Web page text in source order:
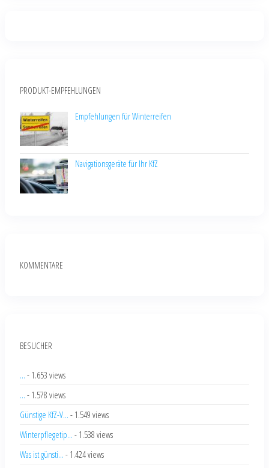
PRODUKT-EMPFEHLUNGEN
Empfehlungen für Winterreifen
Navigationsgeräte für Ihr KfZ
KOMMENTARE
BESUCHER
... - 1.653 views
... - 1.578 views
Günstige KfZ-V... - 1.549 views
Winterpflegetip... - 1.538 views
Was ist günsti... - 1.424 views